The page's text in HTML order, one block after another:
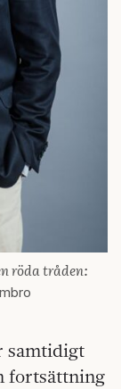
röda tråden:
samtidigt
fortsättning